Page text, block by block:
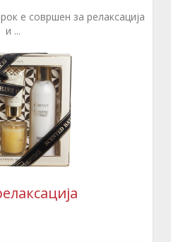
е совршен за релаксација
и ...